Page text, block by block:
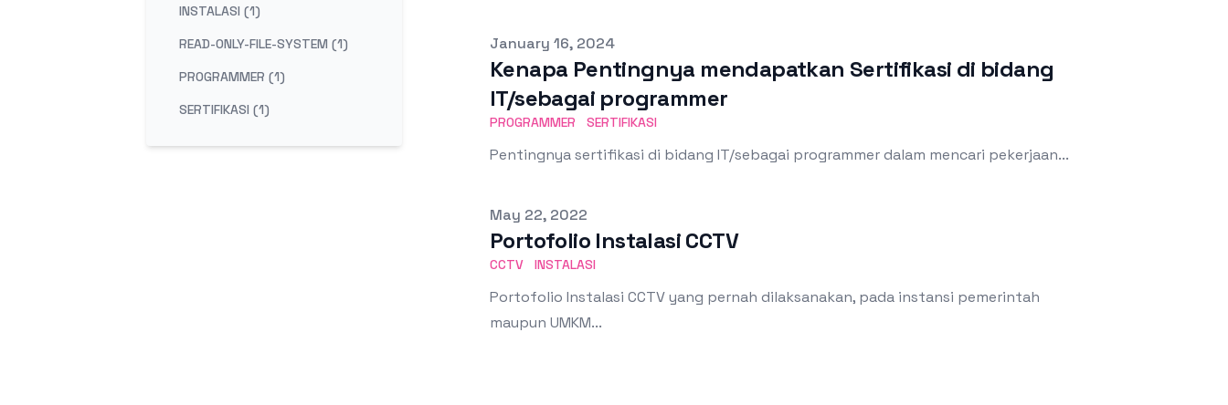
INSTALASI (1)
READ-ONLY-FILE-SYSTEM (1)
PROGRAMMER (1)
SERTIFIKASI (1)
Published on
January 16, 2024
Kenapa Pentingnya mendapatkan Sertifikasi di bidang
IT/sebagai programmer
PROGRAMMER SERTIFIKASI
Pentingnya sertifikasi di bidang IT/sebagai programmer dalam mencari pekerjaan...
Published on
May 22, 2022
Portofolio Instalasi CCTV
CCTV INSTALASI
Portofolio Instalasi CCTV yang pernah dilaksanakan, pada instansi pemerintah
maupun UMKM...